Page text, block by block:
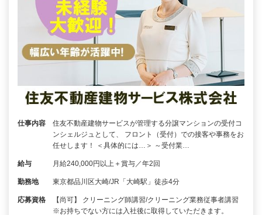
仕事内容
住友不動産建物サービスが管理する分譲マンションの受付コ
ンシェルジュとして、 フロント（受付）での接客や事務をお
任せします！ ＜具体的には…＞ ～受付業…
給与 月給240,000円以上＋賞与／年2回
勤務地 東京都品川区大崎/JR「大崎駅」徒歩4分
応募資格
【尚可】 クリーニング師講習/クリーニング業務従事者講習
※お持ちでない方には入社後に取得していただきます。